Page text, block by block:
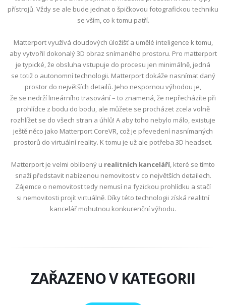
přístrojů. Vždy se ale bude jednat o špičkovou fotografickou techniku
se vším, co k tomu patří.
Matterport využívá cloudových úložišť a umělé inteligence k tomu,
aby vytvořil dokonalý 3D obraz snímaného prostoru. Pro matterport
je typické, že obsluha vstupuje do procesu jen minimálně, jedná
se totiž o autonomní technologii. Matterport dokáže nasnímat daný
prostor do největších detailů. Jeho nespornou výhodou je,
že se nedrží lineárního trasování – to znamená, že nepřecházíte při
prohlídce z bodu do bodu, ale můžete se procházet zcela volně
rozhlížet se do všech stran a úhlů! A aby toho nebylo málo, existuje
ještě něco jako Matterport CoreVR, což je převedení nasnímaných
prostorů do virtuální reality. K tomu je už ale potřeba 3D headset.
Matterport je velmi oblíbený u realitních kanceláří, které se tímto
snaží představit nabízenou nemovitost v co největších detailech.
Zájemce o nemovitost tedy nemusí na fyzickou prohlídku a stačí
si nemovitosti projít virtuálně. Díky této technologii získá realitní
kancelář mohutnou konkurenční výhodu.
ZAŘAZENO V KATEGORII